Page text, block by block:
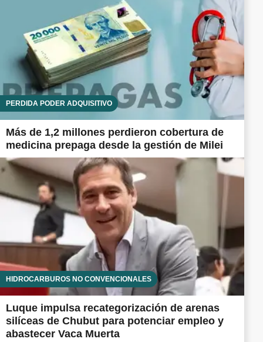
PÉRDIDA PODER ADQUISITIVO
Más de 1,2 millones perdieron cobertura de
medicina prepaga desde la gestión de Milei
HIDROCARBUROS NO CONVENCIONALES
Luque impulsa recategorización de arenas
silíceas de Chubut para potenciar empleo y
abastecer Vaca Muerta